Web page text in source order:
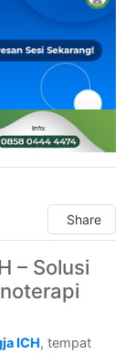
Share
– Solusi
ICH, tempat